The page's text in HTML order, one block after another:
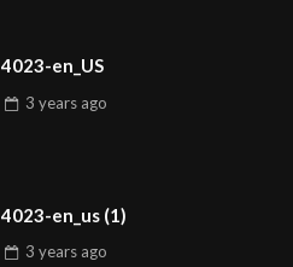
4023-en_US
3 years ago
4023-en_us (1)
3 years ago